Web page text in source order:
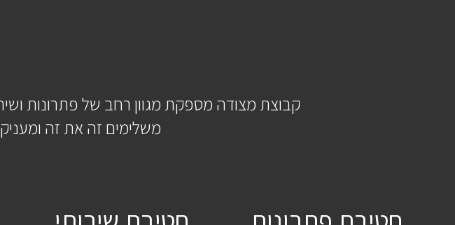
קבוצת מצודה מספקת מגוון רחב של פתרונות
משלימים זה את זה